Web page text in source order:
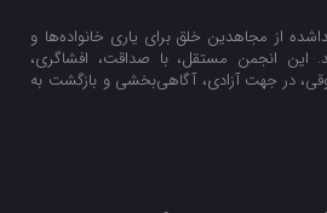
از مجاهدین خلق برای یاری خانواده‌ها و
این انجمن مستقل، با صداقت، افشاگری،
در جهت آزادی، آگاهی‌بخشی و بازگشت به